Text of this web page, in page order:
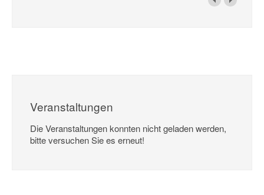
Veranstaltungen
Die Veranstaltungen konnten nicht geladen werden,
bitte versuchen Sie es erneut!